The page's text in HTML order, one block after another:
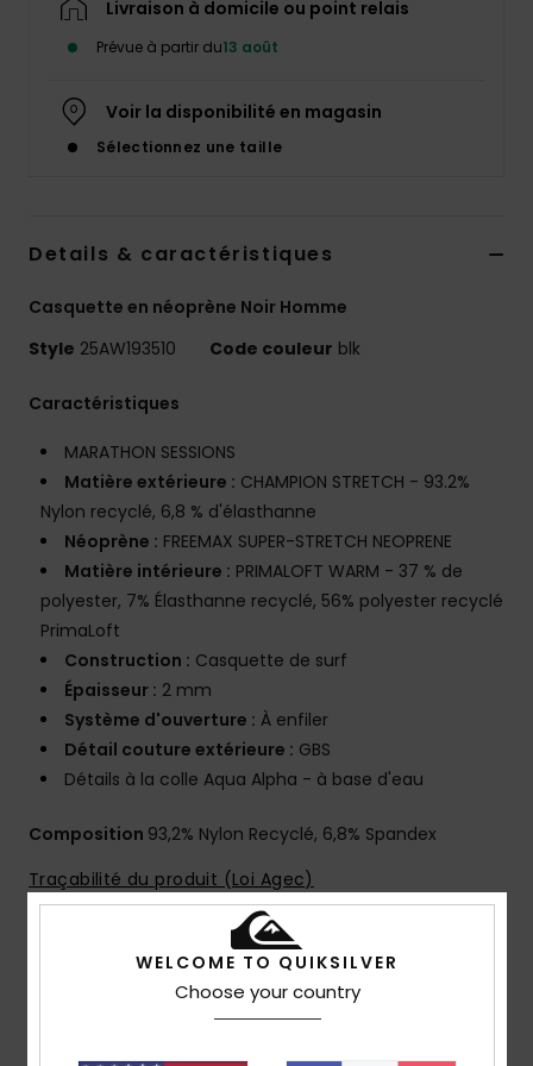
Livraison à domicile ou point relais
Prévue à partir du13 août
Voir la disponibilité en magasin
Sélectionnez une taille
Details & caractéristiques
Casquette en néoprène Noir Homme
Style 25AW193510 Code couleur blk
Caractéristiques
MARATHON SESSIONS
Matière extérieure : CHAMPION STRETCH - 93.2%
Nylon recyclé, 6,8 % d'élasthanne
Néoprène : FREEMAX SUPER-STRETCH NEOPRENE
Matière intérieure : PRIMALOFT WARM - 37 % de
polyester, 7% Élasthanne recyclé, 56% polyester recyclé
PrimaLoft
Construction : Casquette de surf
Épaisseur : 2 mm
Système d'ouverture : À enfiler
Détail couture extérieure : GBS
Détails à la colle Aqua Alpha - à base d'eau
Composition 93,2% Nylon Recyclé, 6,8% Spandex
Traçabilité du produit (Loi Agec)
Livraison & Retours
WELCOME TO QUIKSILVER
Choose your country